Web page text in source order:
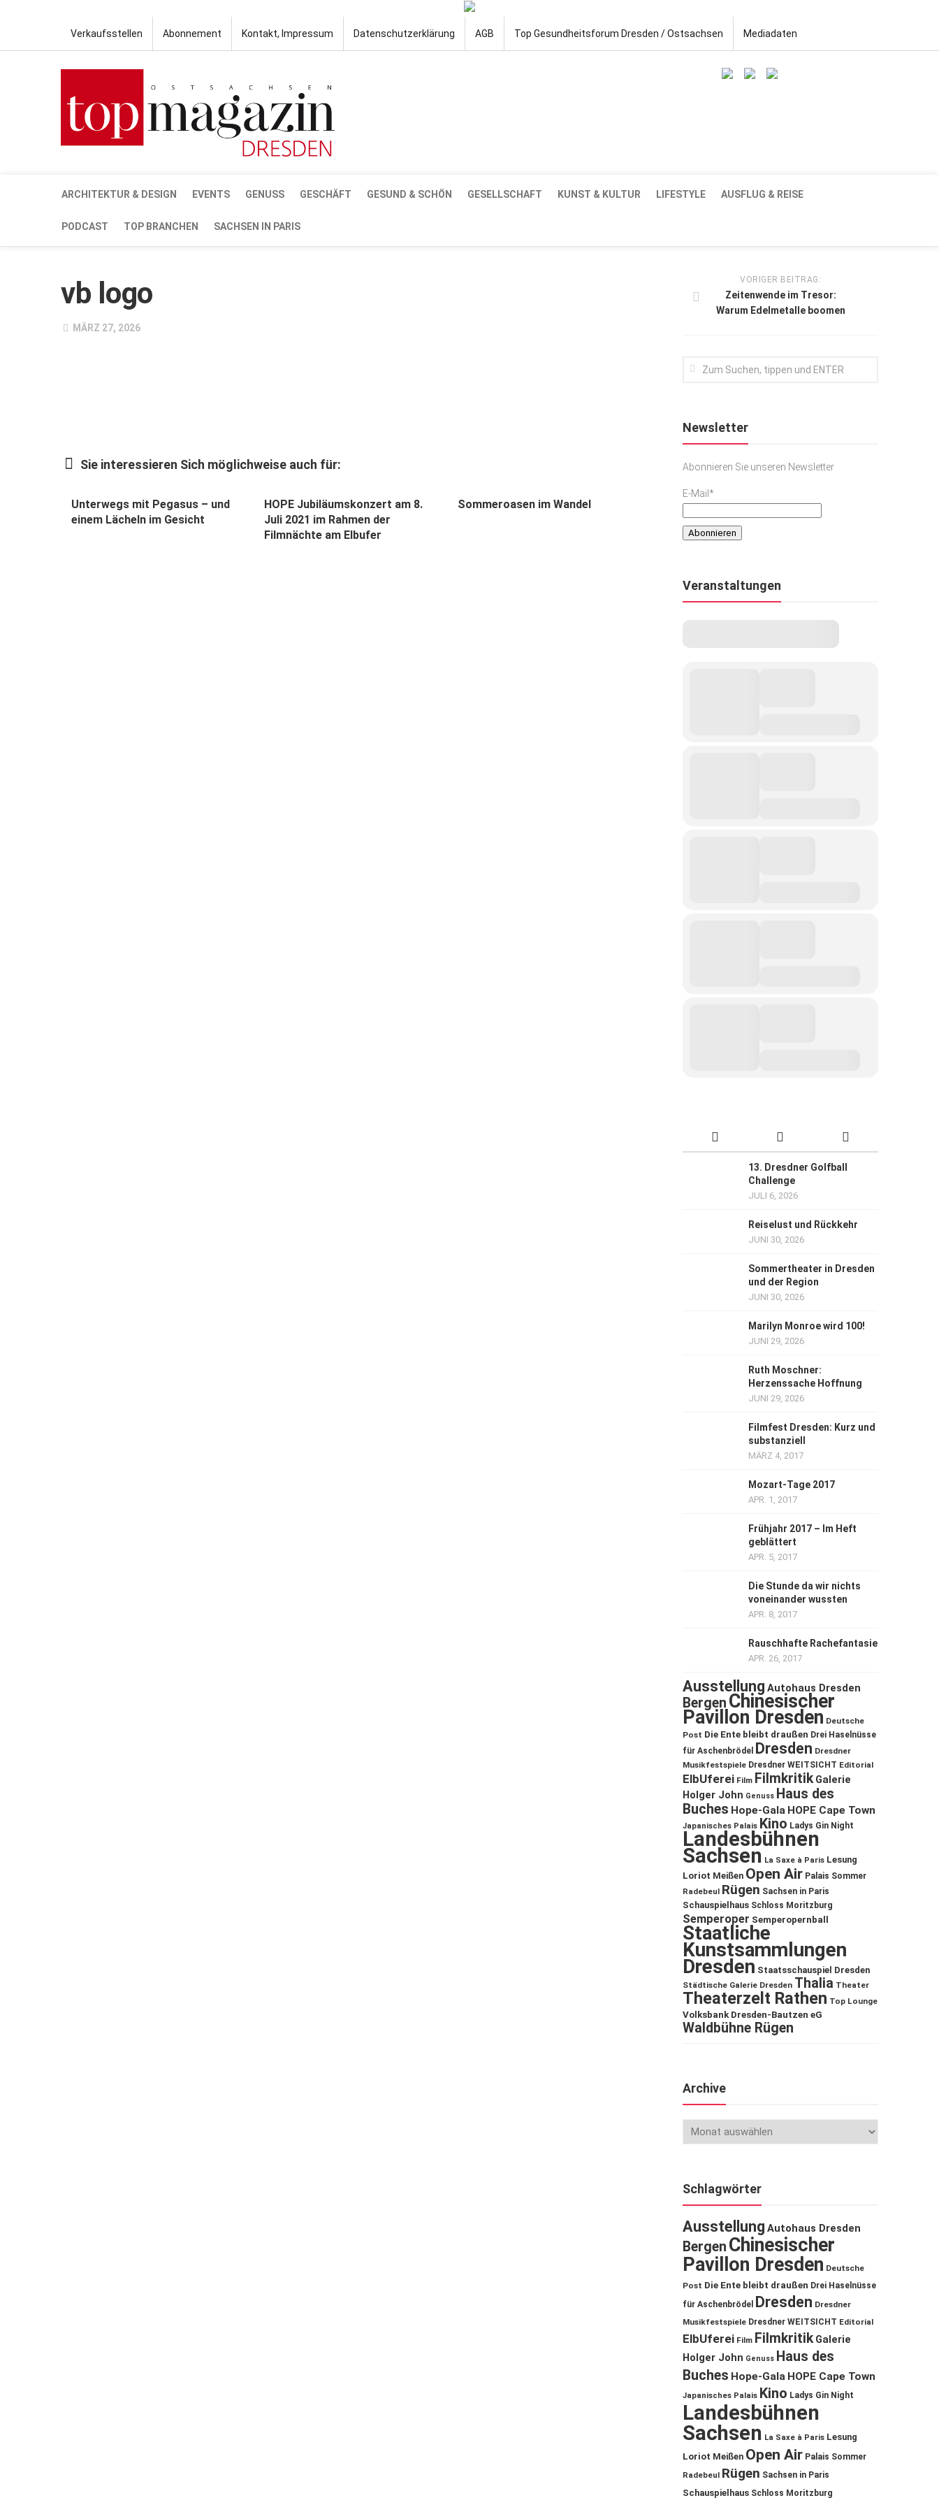
Verkaufsstellen Abonnement Kontakt, Impressum Datenschutzerklärung AGB Top Gesundheitsforum Dresden / Ostsachsen Mediadaten
ARCHITEKTUR & DESIGN EVENTS GENUSS GESCHÄFT GESUND & SCHÖN GESELLSCHAFT KUNST & KULTUR LIFESTYLE AUSFLUG & REISE
PODCAST TOP BRANCHEN SACHSEN IN PARIS
vb logo
MÄRZ 27, 2026
Sie interessieren Sich möglichweise auch für:
Unterwegs mit Pegasus – und
einem Lächeln im Gesicht
HOPE Jubiläumskonzert am 8.
Juli 2021 im Rahmen der
Filmnächte am Elbufer
Sommeroasen im Wandel
VORIGER BEITRAG:
Zeitenwende im Tresor:
Warum Edelmetalle boomen
Newsletter
Abonnieren Sie unseren Newsletter
E-Mail*
Veranstaltungen
13. Dresdner Golfball
Challenge
JULI 6, 2026
Reiselust und Rückkehr
JUNI 30, 2026
Sommertheater in Dresden
und der Region
JUNI 30, 2026
Marilyn Monroe wird 100!
JUNI 29, 2026
Ruth Moschner:
Herzenssache Hoffnung
JUNI 29, 2026
Filmfest Dresden: Kurz und
substanziell
MÄRZ 4, 2017
Mozart-Tage 2017
APR. 1, 2017
Frühjahr 2017 – Im Heft
geblättert
APR. 5, 2017
Die Stunde da wir nichts
voneinander wussten
APR. 8, 2017
Rauschhafte Rachefantasie
APR. 26, 2017
Ausstellung Autohaus Dresden
Bergen Chinesischer
Pavillon Dresden Deutsche
Post Die Ente bleibt draußen Drei Haselnüsse
für Aschenbrödel
Dresden Dresdner
Musikfestspiele Dresdner WEITSICHT Editorial
ElbUferei Film Filmkritik Galerie
Holger John Genuss Haus des
Buches Hope-Gala HOPE Cape Town
Japanisches Palais Kino Ladys Gin Night
Landesbühnen
Sachsen La Saxe à Paris Lesung
Loriot Meißen Open Air Palais Sommer
Radebeul Rügen Sachsen in Paris
Schauspielhaus Schloss Moritzburg
Semperoper Semperopernball
Staatliche
Kunstsammlungen
Dresden Staatsschauspiel Dresden
Städtische Galerie Dresden Thalia Theater
Theaterzelt Rathen Top Lounge
Volksbank Dresden-Bautzen eG
Waldbühne Rügen
Archive
Schlagwörter
Ausstellung Autohaus Dresden
Bergen Chinesischer
Pavillon Dresden Deutsche
Post Die Ente bleibt draußen Drei Haselnüsse
für Aschenbrödel
Dresden Dresdner
Musikfestspiele Dresdner WEITSICHT Editorial
ElbUferei Film Filmkritik Galerie
Holger John Genuss Haus des
Buches Hope-Gala HOPE Cape Town
Japanisches Palais Kino Ladys Gin Night
Landesbühnen
Sachsen La Saxe à Paris Lesung
Loriot Meißen Open Air Palais Sommer
Radebeul Rügen Sachsen in Paris
Schauspielhaus Schloss Moritzburg